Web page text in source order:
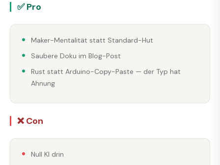
✅ Pro
Maker-Mentalität statt Standard-Hut
Saubere Doku im Blog-Post
Rust statt Arduino-Copy-Paste — der Typ hat
Ahnung
❌ Con
Null KI drin